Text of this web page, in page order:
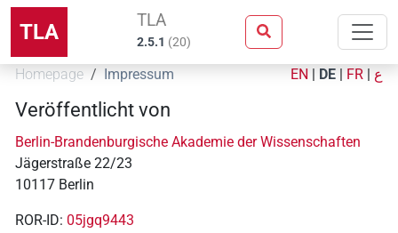
TLA TLA
2.5.1 (20)
Homepage Impressum EN | DE | FR | ع
Veröffentlicht von
Berlin-Brandenburgische Akademie der Wissenschaften
Jägerstraße 22/23
10117 Berlin
ROR-ID: 05jgq9443